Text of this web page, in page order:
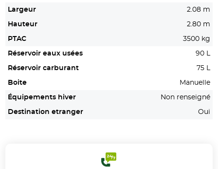
Largeur 2.08 m
Hauteur 2.80 m
PTAC 3500 kg
Réservoir eaux usées 90 L
Réservoir carburant 75 L
Boite Manuelle
Équipements hiver Non renseigné
Destination etranger Oui